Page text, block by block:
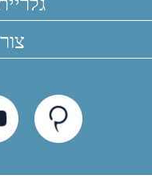
חוות
דעת